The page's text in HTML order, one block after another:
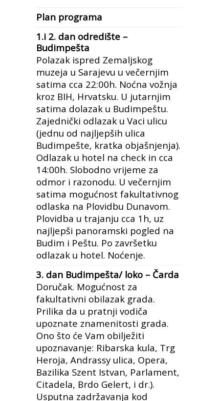
Plan programa
1.i 2. dan odredište –
Budimpešta
Polazak ispred Zemaljskog
muzeja u Sarajevu u večernjim
satima cca 22:00h. Noćna vožnja
kroz BIH, Hrvatsku. U jutarnjim
satima dolazak u Budimpeštu.
Zajednički odlazak u Vaci ulicu
(jednu od najljepših ulica
Budimpešte, kratka objašnjenja).
Odlazak u hotel na check in cca
14:00h. Slobodno vrijeme za
odmor i razonodu. U večernjim
satima mogućnost fakultativnog
odlaska na Plovidbu Dunavom.
Plovidba u trajanju cca 1h, uz
najljepši panoramski pogled na
Budim i Peštu. Po završetku
odlazak u hotel. Noćenje.
3. dan Budimpešta/ loko – Čarda
Doručak. Mogućnost za
fakultativni obilazak grada.
Prilika da u pratnji vodiča
upoznate znamenitosti grada.
Ono što će Vam obilježiti
upoznavanje: Ribarska kula, Trg
Heroja, Andrassy ulica, Opera,
Bazilika Szent Istvan, Parlament,
Citadela, Brdo Gelert, i dr.).
Usputna zadržavanja kod